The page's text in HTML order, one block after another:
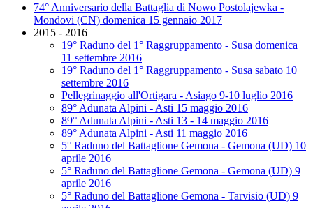
74° Anniversario della Battaglia di Nowo Postolajewka -
Mondovi (CN) domenica 15 gennaio 2017
2015 - 2016
19° Raduno del 1° Raggruppamento - Susa domenica
11 settembre 2016
19° Raduno del 1° Raggruppamento - Susa sabato 10
settembre 2016
Pellegrinaggio all'Ortigara - Asiago 9-10 luglio 2016
89° Adunata Alpini - Asti 15 maggio 2016
89° Adunata Alpini - Asti 13 - 14 maggio 2016
89° Adunata Alpini - Asti 11 maggio 2016
5° Raduno del Battaglione Gemona - Gemona (UD) 10
aprile 2016
5° Raduno del Battaglione Gemona - Gemona (UD) 9
aprile 2016
5° Raduno del Battaglione Gemona - Tarvisio (UD) 9